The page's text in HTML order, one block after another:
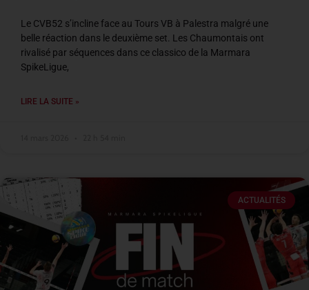
Le CVB52 s’incline face au Tours VB à Palestra malgré une
belle réaction dans le deuxième set. Les Chaumontais ont
rivalisé par séquences dans ce classico de la Marmara
SpikeLigue,
LIRE LA SUITE »
ACTUALITÉS